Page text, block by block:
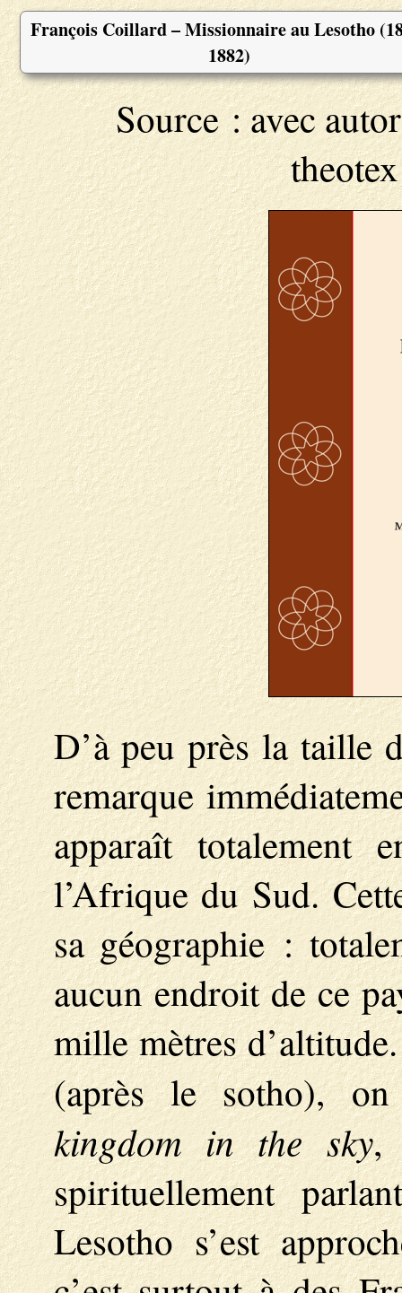
François Coillard – Missionnaire au Lesotho
1882)
Source : avec
D’à peu près la taille
remarque
apparaît totalement
l’Afrique du Sud.
sa géographie :
aucun endroit de ce
mille mètres
(après le sotho),
kingdom in the sky,
spirituellement
Lesotho s’est